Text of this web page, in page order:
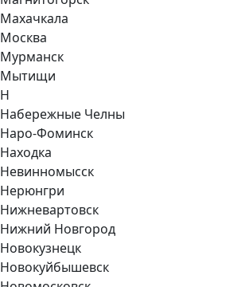
Махачкала
Москва
Мурманск
Мытищи
Н
Набережные Челны
Наро-Фоминск
Находка
Невинномысск
Нерюнгри
Нижневартовск
Нижний Новгород
Новокузнецк
Новокуйбышевск